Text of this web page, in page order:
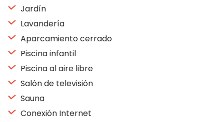
Jardín
Lavandería
Aparcamiento cerrado
Piscina infantil
Piscina al aire libre
Salón de televisión
Sauna
Conexión Internet